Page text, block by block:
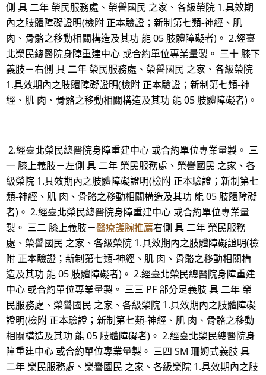
側 具 二年 榮民服務處、榮譽國民 之家、各級榮院 1.具效期
內之肢體障礙證明(檢附 正本驗證；新制第七類-神經、肌
肉、骨骼之移動相關構造及其功 能 05 肢體障礙者)。 2.經臺
北榮民總醫院身障重建中心 或合約單位專業量製。 三十 膝下
義肢－右側 具 二年 榮民服務處、榮譽國民 之家、各級榮院
1.具效期內之肢體障礙證明(檢附 正本驗證；新制第七類-神
經、肌 肉、骨骼之移動相關構造及其功 能 05 肢體障礙者)。
2.經臺北榮民總醫院身障重建中心 或合約單位專業量製。 三
一 膝上義肢－左側 具 二年 榮民服務處、榮譽國民 之家、各
級榮院 1.具效期內之肢體障礙證明(檢附 正本驗證；新制第七
類-神經、肌 肉、骨骼之移動相關構造及其功 能 05 肢體障礙
者)。 2.經臺北榮民總醫院身障重建中心 或合約單位專業量
製。 三二 膝上義肢－醫療護腕推薦右側 具 二年 榮民服務
處、榮譽國民 之家、各級榮院 1.具效期內之肢體障礙證明(檢
附 正本驗證；新制第七類-神經、肌 肉、骨骼之移動相關構
造及其功 能 05 肢體障礙者)。 2.經臺北榮民總醫院身障重建
中心 或合約單位專業量製。 三三 PF 部分足義肢 具 二年 榮
民服務處、榮譽國民 之家、各級榮院 1.具效期內之肢體障礙
證明(檢附 正本驗證；新制第七類-神經、肌 肉、骨骼之移動
相關構造及其功 能 05 肢體障礙者)。 2.經臺北榮民總醫院身
障重建中心 或合約單位專業量製。 三四 SM 珊姆式義肢 具
二年 榮民服務處、榮譽國民 之家、各級榮院 1.具效期內之肢